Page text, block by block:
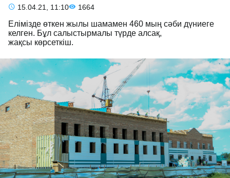
15.04.21, 11:10 1664
Елімізде өткен жылы шамамен 460 мың сәби дүниеге
келген. Бұл салыстырмалы түрде алсақ,
жақсы көрсеткіш.